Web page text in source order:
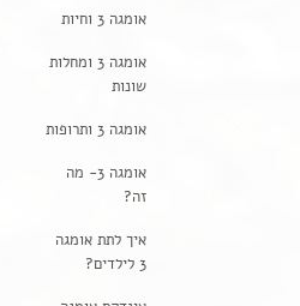
אומגה 3 וחיות
אומגה 3 ומחלות
שונות
אומגה 3 ותרופות
אומגה 3- מה
זה?
איך לתת אומגה
3 לילדים?